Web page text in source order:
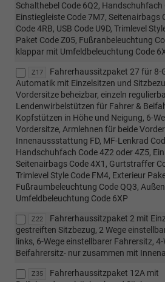
Schalthebel Code 6Q2, Handschuhfach
Einstiegleiste Code 7M7,
Code 4RB, USB Code U9D, Trimlevel
Paket Code Z05, Fußranbeleuchtung
klappar mit Umfeldbeleuchtung Code
Z17
Fahrerhaussitzpaket 27 für 8-
Automatik mit Einzelsitzen und
Vordersitze beheizbar, einzeln
Lendenwirbelstützen für Fahrer &
Kopfstützen in Höhe und Neigung, 6-
Vordersitze, Armlehnen für beide
Innenaussstattung FD, MF-Lenkrad
Handschuhfach Code 4Z2 oder 4Z5,
Seitenairbags Code 4X1, Gurtstraffer
Trimlevel Style Code FM4, Exterieur
Fußraumbeleuchtung Code QQ3,
Umfeldbeleuchtung Code 6XP
Z22
Fahrerhaussitzpaket 2 mit
gestreiften Sitzbezug, 2 Wege
links, 6-Wege einstellbarer Fahrersitz,
Beifahrersitz- nur zusammen mit
Z35
Fahrerhaussitzpaket 12A mit